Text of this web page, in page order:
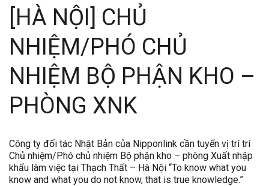
[HÀ NỘI] CHỦ
NHIỆM/PHÓ CHỦ
NHIỆM BỘ PHẬN KHO –
PHÒNG XNK
Công ty đối tác Nhật Bản của Nipponlink cần tuyển vị trí trí
Chủ nhiệm/Phó chủ nhiệm Bộ phận kho – phòng Xuất nhập
khẩu làm việc tại Thạch Thất – Hà Nội “To know what you
know and what you do not know, that is true knowledge.”